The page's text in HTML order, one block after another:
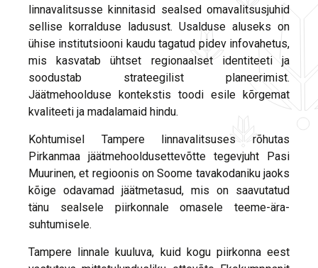
linnavalitsusse kinnitasid sealsed omavalitsusjuhid
sellise korralduse ladusust. Usalduse aluseks on
ühise institutsiooni kaudu tagatud pidev infovahetus,
mis kasvatab ühtset regionaalset identiteeti ja
soodustab strateegilist planeerimist.
Jäätmehoolduse kontekstis toodi esile kõrgemat
kvaliteeti ja madalamaid hindu.
Kohtumisel Tampere linnavalitsuses rõhutas
Pirkanmaa jäätmehooldusettevõtte tegevjuht Pasi
Muurinen, et regioonis on Soome tavakodaniku jaoks
kõige odavamad jäätmetasud, mis on saavutatud
tänu sealsele piirkonnale omasele teeme-ära-
suhtumisele.
Tampere linnale kuuluva, kuid kogu piirkonna eest